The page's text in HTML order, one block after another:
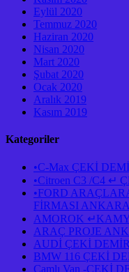
Eylül 2020
Temmuz 2020
Haziran 2020
Nisan 2020
Mart 2020
Şubat 2020
Ocak 2020
Aralık 2019
Kasım 2019
Kategoriler
•C-Max ÇEKİ
•Citroen C3 /C4 ↵
•FORD
FİRMASI ANKARA
AMOROK
ARAÇ PROJE
AUDİ ÇEKİ
BMW 116 ÇEKİ
Camlı Van -ÇEKİ